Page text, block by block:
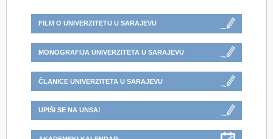
FILM O UNIVERZITETU U SARAJEVU
MONOGRAFIJA UNIVERZITETA U SARAJEVU
ČLANICE UNIVERZITETA U SARAJEVU
UPIŠI SE NA UNSA!